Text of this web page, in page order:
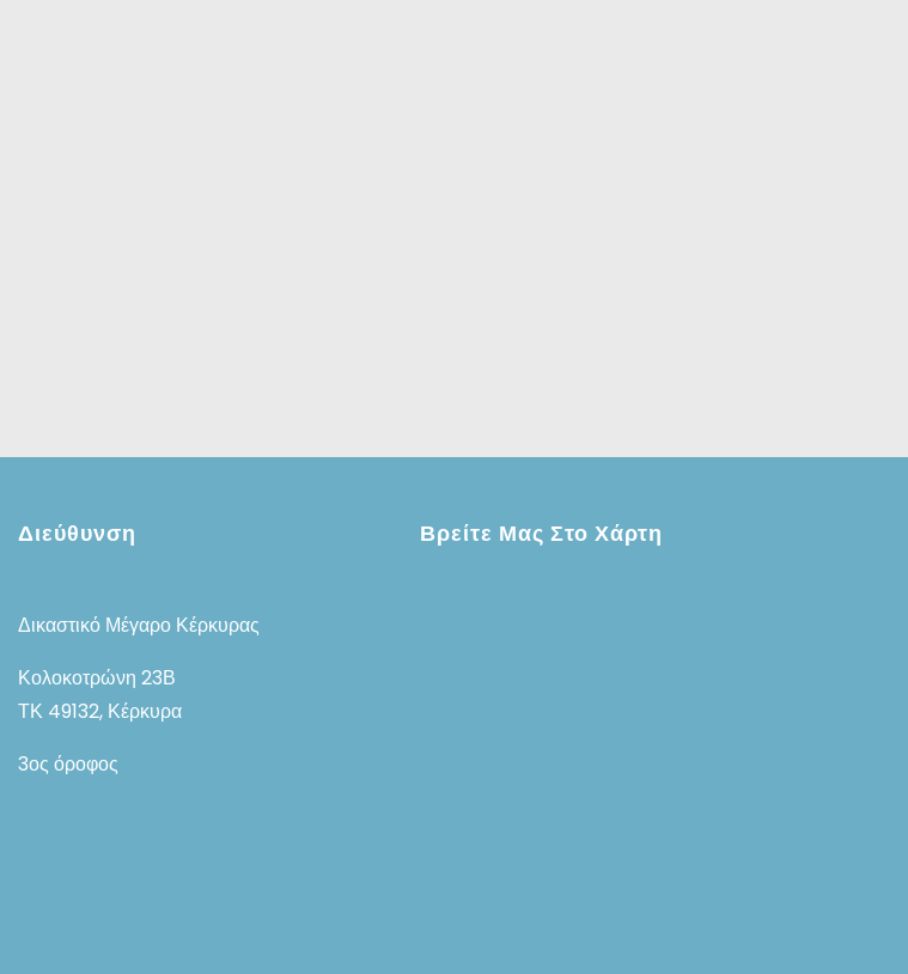
Διεύθυνση
Δικαστικό Μέγαρο Κέρκυρας
Κολοκοτρώνη 23Β
ΤΚ 49132, Κέρκυρα
3ος όροφος
Βρείτε Μας Στο Χάρτη